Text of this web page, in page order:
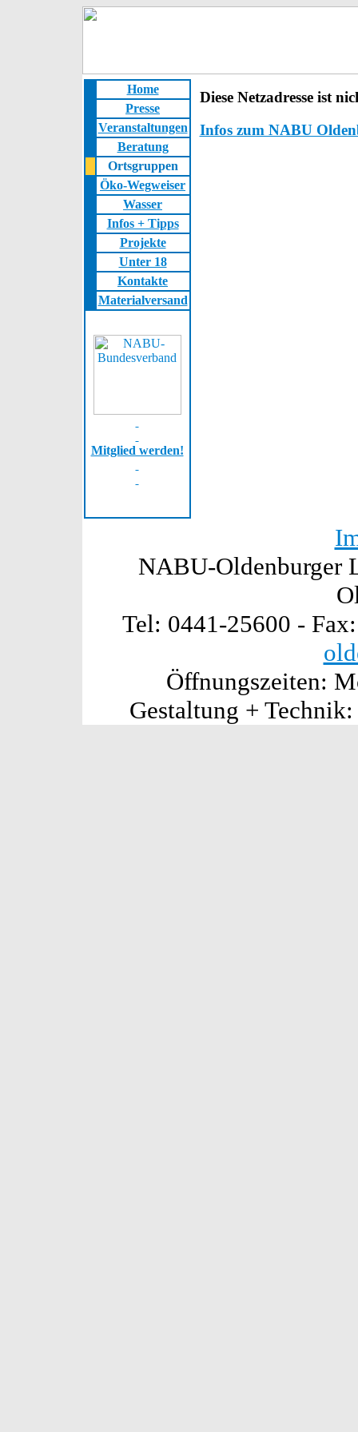
Home
Presse
Veranstaltungen
Beratung
Ortsgruppen
Öko-Wegweiser
Wasser
Infos + Tipps
Projekte
Unter 18
Kontakte
Materialversand
Mitglied werden!
Diese Netzadresse ist
Infos zum NABU
NABU-Oldenburger
Tel: 0441-25600 -
Öffnungszeiten:
Gestaltung +